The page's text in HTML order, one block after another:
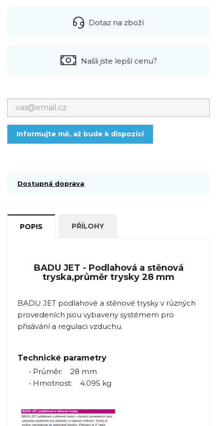
Dotaz na zboží
Našli jste lepší cenu?
Informujte mě, až bude k dispozici
Dostupná doprava
POPIS PŘÍLOHY
BADU JET - Podlahová a stěnová
tryska,průměr trysky 28 mm
BADU JET podlahové a stěnové trysky v různých
provedeních jsou vybaveny systémem pro
přisávání a regulaci vzduchu.
Technické parametry
• Průměr: 28 mm
• Hmotnost: 4.095 kg